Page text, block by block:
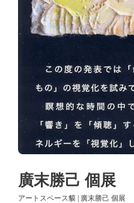
廣末勝己 個展
アートスペース貘 | 廣末勝己 個展